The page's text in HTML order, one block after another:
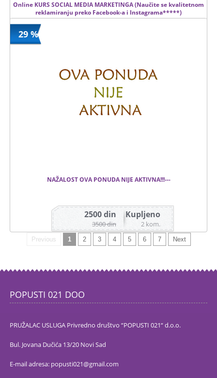
Online KURS SOCIAL MEDIA MARKETINGA (Naučite se kvalitetnom
reklamiranju preko Facebook-a i Instagrama*****)
29 %
NAŽALOST OVA PONUDA NIJE AKTIVNA!!!---
Kupljeno
2 kom.
2500 din
3500 din
Ukupan broj ponuda 127
Previous 1 2 3 4 5 6 7 Next
POPUSTI 021 DOO
PRUŽALAC USLUGA Privredno društvo “POPUSTI 021“ d.o.o.
Bul. Jovana Dučića 13/20 Novi Sad
E-mail adresa: popusti021@gmail.com